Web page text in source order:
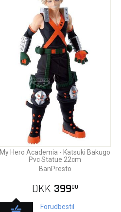
My Hero Academia - Katsuki Bakugo
Pvc Statue 22cm
BanPresto
DKK 39900
Forudbestil